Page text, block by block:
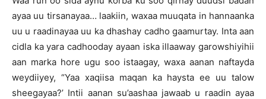
ayaa uu tirsanayaa… laakiin, waxaa muuqata in hannaanka
uu u raadinayaa uu ka dhashay cadho gaamurtay. Inta aan
cidla ka yara cadhooday ayaan iska illaaway garowshiyihii
aan marka hore ugu soo istaagay, waxa aanan naftayda
weydiiyey, “Yaa xaqiisa maqan ka haysta ee uu talow
sheegayaa?’ Intii aanan su’aashaa jawaab u raadin ayaa